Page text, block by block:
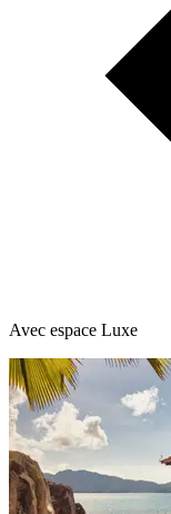
Avec espace Luxe